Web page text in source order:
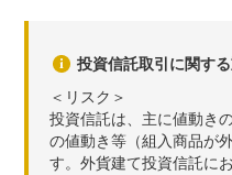
投資信託取引に関す
＜リスク＞
投資信託は、主に値動き
の値動き等（組入商品が
す。外貨建て投資信託に